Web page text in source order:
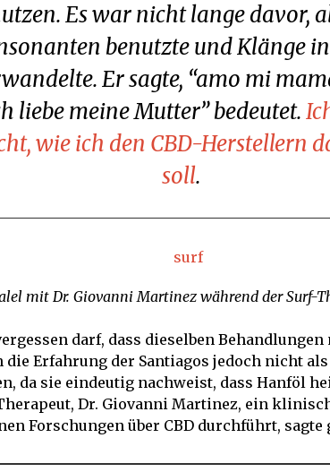
Es war nicht lange davor,
benutzte und Klänge
Er sagte, “amo mi
liebe meine Mutter” bedeutet.
wie ich den CBD-Herstellern
soll.
mit Dr. Giovanni Martinez während der Surf-
darf, dass dieselben
Erfahrung der Santiagos jedoch nicht als
da sie eindeutig nachweist, dass Hanföl
Dr. Giovanni Martinez, ein
Forschungen über CBD durchführt, sagte